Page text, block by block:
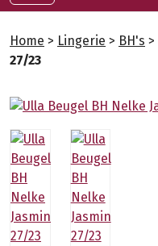
Home > Lingerie > BH's >
27/23